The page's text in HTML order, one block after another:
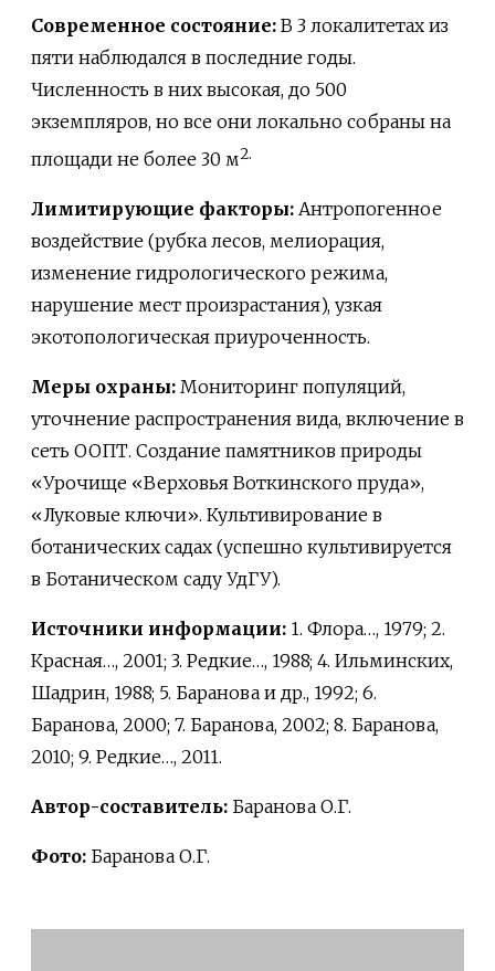
Современное состояние: В 3 локалитетах из
пяти наблюдался в последние годы.
Численность в них высокая, до 500
экземпляров, но все они локально собраны на
площади не более 30 м2.
Лимитирующие факторы: Антропогенное
воздействие (рубка лесов, мелиорация,
изменение гидрологического режима,
нарушение мест произрастания), узкая
экотопологическая приуроченность.
Меры охраны: Мониторинг популяций,
уточнение распространения вида, включение в
сеть ООПТ. Создание памятников природы
«Урочище «Верховья Воткинского пруда»,
«Луковые ключи». Культивирование в
ботанических садах (успешно культивируется
в Ботаническом саду УдГУ).
Источники информации: 1. Флора…, 1979; 2.
Красная…, 2001; 3. Редкие…, 1988; 4. Ильминских,
Шадрин, 1988; 5. Баранова и др., 1992; 6.
Баранова, 2000; 7. Баранова, 2002; 8. Баранова,
2010; 9. Редкие…, 2011.
Автор-составитель: Баранова О.Г.
Фото: Баранова О.Г.